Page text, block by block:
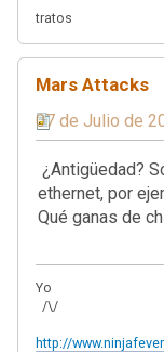
tratos
Mars Attacks
07 de Julio de
¿Antigüedad?
ethernet, por
Qué ganas de
Yo
/\/
http://